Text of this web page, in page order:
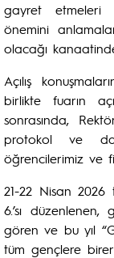
gayret etmeleri
önemini
olacağı
Açılış
birlikte fuarın
sonrasında,
protokol ve
öğrencilerimiz ve
21-22 Nisan 2026
6.’sı
gören ve bu yıl
tüm gençlere birer